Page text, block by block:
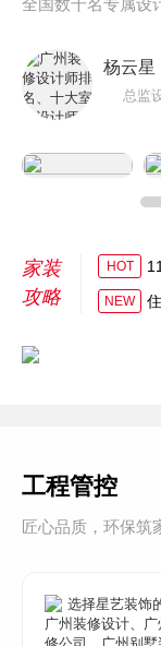
全国数千名专属设
杨云星
总监
家装
攻略
HOT
NEW
工程管控
匠心品质，环保筑